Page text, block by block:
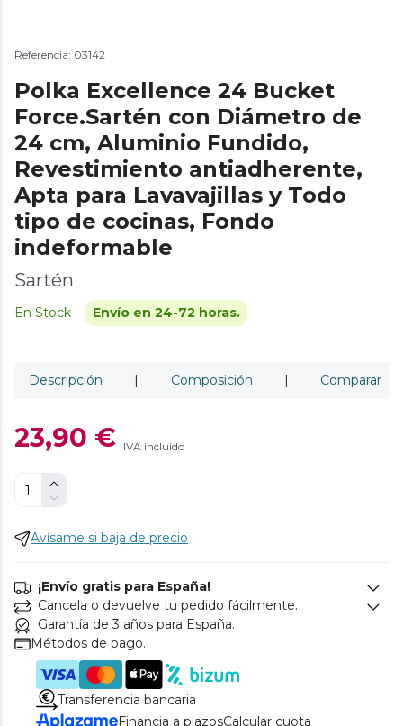
Referencia: 03142
Polka Excellence 24 Bucket
Force.Sartén con Diámetro de
24 cm, Aluminio Fundido,
Revestimiento antiadherente,
Apta para Lavavajillas y Todo
tipo de cocinas, Fondo
indeformable
Sartén
En Stock Envío en 24-72 horas.
Descripción | Composición | Comparar
23,90 € IVA incluido
Avísame si baja de precio
¡Envío gratis para España!
Cancela o devuelve tu pedido fácilmente.
Garantía de 3 años para España.
Métodos de pago.
Transferencia bancaria
Financia a plazosCalcular cuota